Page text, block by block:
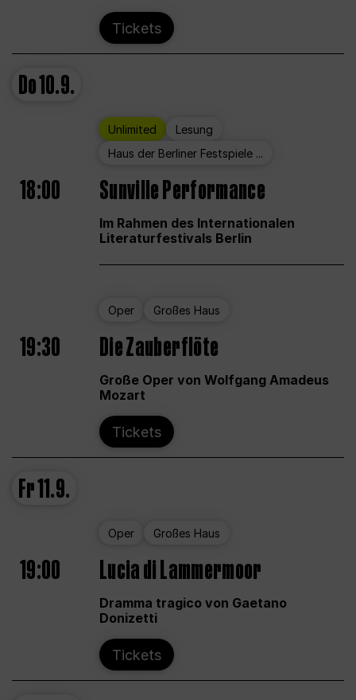
Tickets
Do10.9.
Unlimited
Lesung
Haus der Berliner Festspiele ...
18:00 Sunville Performance
Im Rahmen des Internationalen
Literaturfestivals Berlin
Oper Großes Haus
19:30 Die Zauberflöte
Große Oper von Wolfgang Amadeus
Mozart
Tickets
Fr11.9.
Oper Großes Haus
19:00 Lucia di Lammermoor
Dramma tragico von Gaetano
Donizetti
Tickets